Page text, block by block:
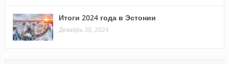
Итоги 2024 года в Эстонии
Декабрь 30, 2024